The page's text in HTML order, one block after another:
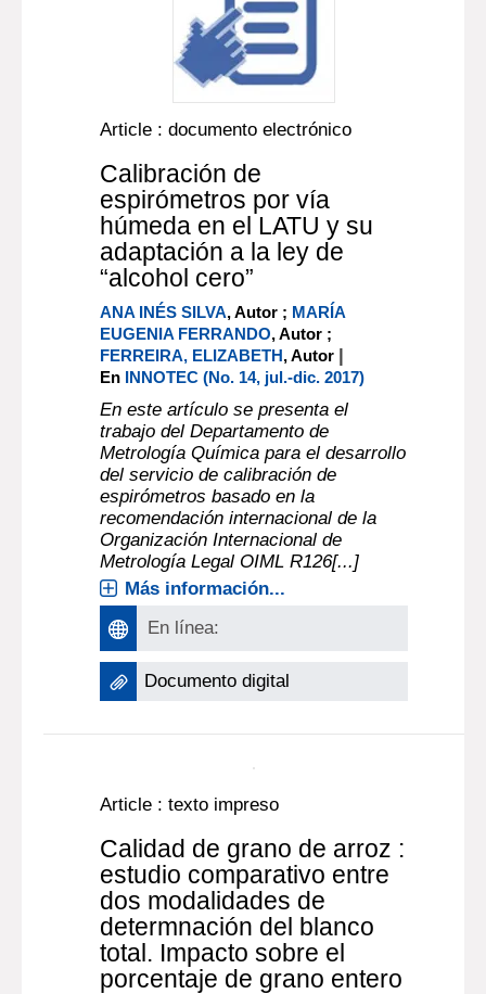
Article : documento electrónico
Calibración de
espirómetros por vía
húmeda en el LATU y su
adaptación a la ley de
“alcohol cero”
ANA INÉS SILVA, Autor ; MARÍA
EUGENIA FERRANDO, Autor ;
FERREIRA, ELIZABETH, Autor |
En INNOTEC (No. 14, jul.-dic. 2017)
En este artículo se presenta el
trabajo del Departamento de
Metrología Química para el desarrollo
del servicio de calibración de
espirómetros basado en la
recomendación internacional de la
Organización Internacional de
Metrología Legal OIML R126[...]
Más información...
En línea:
Documento digital
Article : texto impreso
Calidad de grano de arroz :